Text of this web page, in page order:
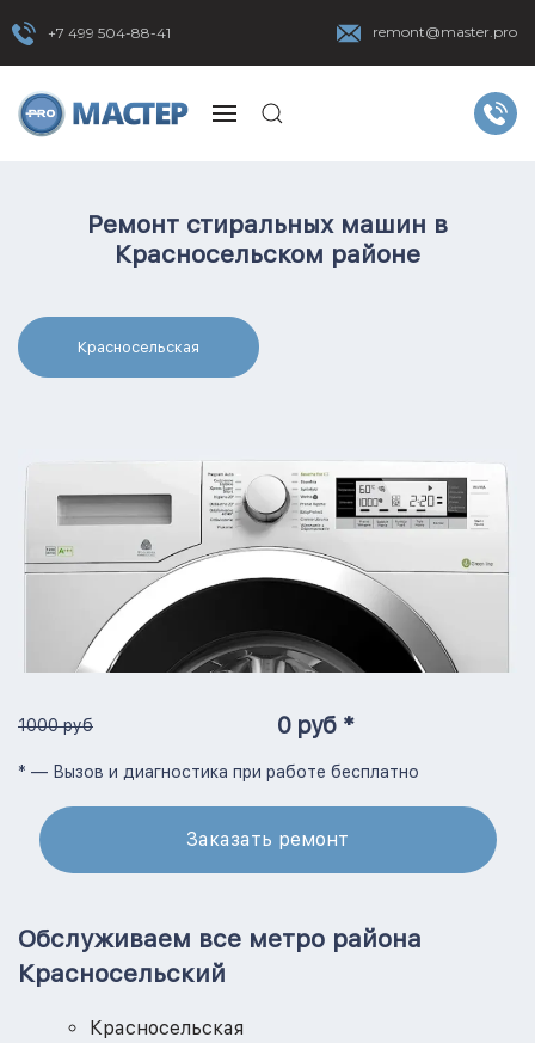
+7 499 504-88-41 remont@master.pro
Ремонт стиральных машин в
Красносельском районе
Красносельская
1000 руб 0 руб *
* — Вызов и диагностика при работе бесплатно
Заказать ремонт
Обслуживаем все метро района
Красносельский
Красносельская